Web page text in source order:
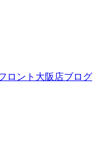
ロント大阪店ブログ